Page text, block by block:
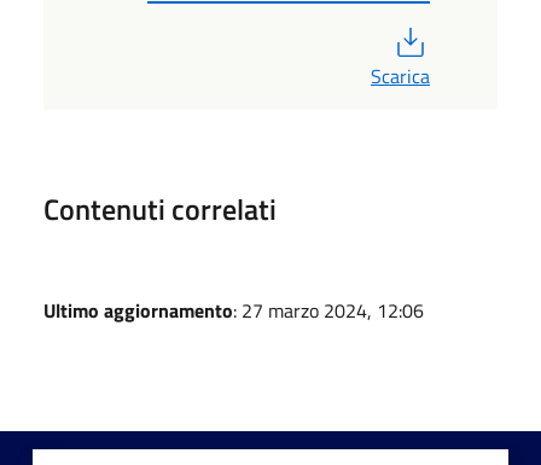
Scarica
Contenuti correlati
Ultimo aggiornamento: 27 marzo 2024, 12:06